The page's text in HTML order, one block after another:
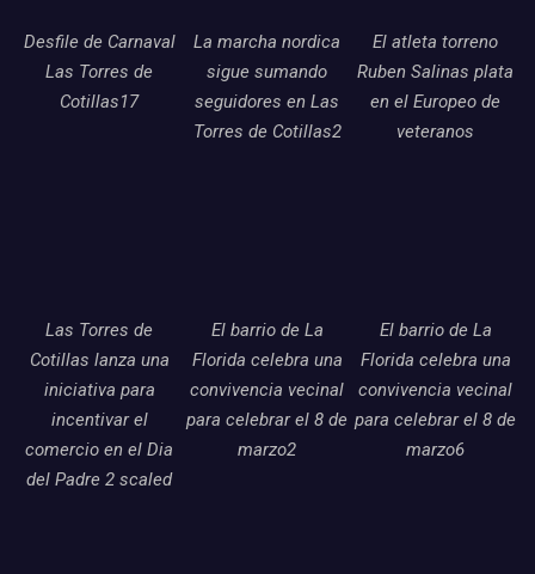
Desfile de Carnaval
Las Torres de
Cotillas17
La marcha nordica
sigue sumando
seguidores en Las
Torres de Cotillas2
El atleta torreno
Ruben Salinas plata
en el Europeo de
veteranos
Las Torres de
Cotillas lanza una
iniciativa para
incentivar el
comercio en el Dia
del Padre 2 scaled
El barrio de La
Florida celebra una
convivencia vecinal
para celebrar el 8 de
marzo2
El barrio de La
Florida celebra una
convivencia vecinal
para celebrar el 8 de
marzo6